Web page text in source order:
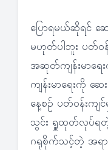
ပြောရမယ်ဆိုရင်
မဟုတ်ပါဘူး ပတ်
အဆုတ်ကျန်းမာရ
ကျန်းမာရေးကို
နေ့စဉ် ပတ်ဝန်းက
သွင်း ရှူထုတ်လုပ်ရ
ဂရုစိုက်သင့်တဲ့ အရာ